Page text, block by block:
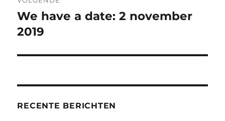
Volgend
bericht:
We have a date: 2 november
2019
RECENTE BERICHTEN